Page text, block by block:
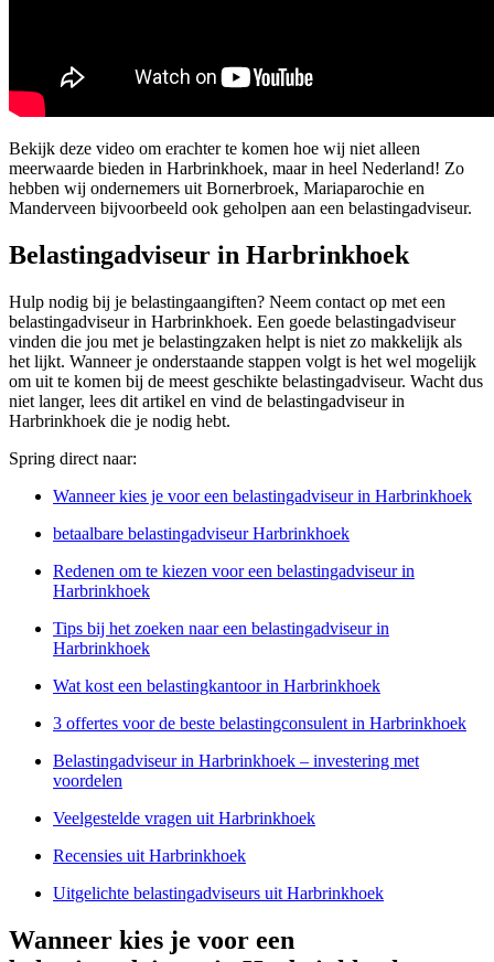
Bekijk deze video om erachter te komen hoe wij niet alleen
meerwaarde bieden in Harbrinkhoek, maar in heel Nederland! Zo
hebben wij ondernemers uit Bornerbroek, Mariaparochie en
Manderveen bijvoorbeeld ook geholpen aan een belastingadviseur.
Belastingadviseur in Harbrinkhoek
Hulp nodig bij je belastingaangiften? Neem contact op met een
belastingadviseur in Harbrinkhoek. Een goede belastingadviseur
vinden die jou met je belastingzaken helpt is niet zo makkelijk als
het lijkt. Wanneer je onderstaande stappen volgt is het wel mogelijk
om uit te komen bij de meest geschikte belastingadviseur. Wacht dus
niet langer, lees dit artikel en vind de belastingadviseur in
Harbrinkhoek die je nodig hebt.
Spring direct naar:
Wanneer kies je voor een belastingadviseur in Harbrinkhoek
betaalbare belastingadviseur Harbrinkhoek
Redenen om te kiezen voor een belastingadviseur in
Harbrinkhoek
Tips bij het zoeken naar een belastingadviseur in
Harbrinkhoek
Wat kost een belastingkantoor in Harbrinkhoek
3 offertes voor de beste belastingconsulent in Harbrinkhoek
Belastingadviseur in Harbrinkhoek – investering met
voordelen
Veelgestelde vragen uit Harbrinkhoek
Recensies uit Harbrinkhoek
Uitgelichte belastingadviseurs uit Harbrinkhoek
Wanneer kies je voor een